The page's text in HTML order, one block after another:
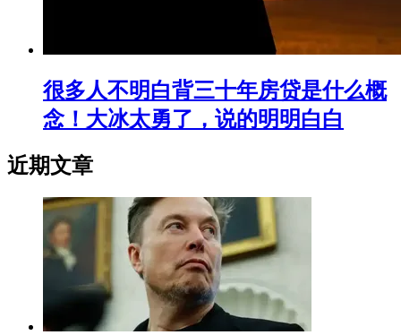
很多人不明白背三十年房贷是什么概
念！大冰太勇了，说的明明白白
近期文章